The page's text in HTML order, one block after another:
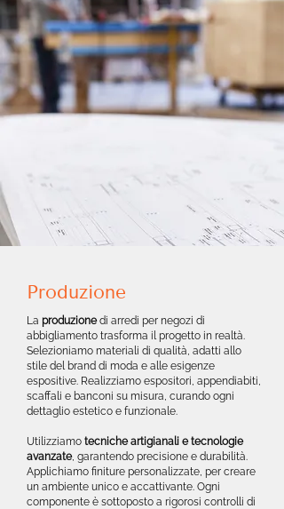
Produzione
La produzionedi arredi per negozi di
abbigliamento trasforma il progetto in realtà.
Selezioniamo materiali di qualità, adatti allo
stile del brand di moda e alle esigenze
espositive. Realizziamo espositori, appendiabiti,
scaffali e banconi su misura, curando ogni
dettaglio estetico e funzionale.
Utilizziamo tecniche artigianali e tecnologie
avanzate, garantendo precisione e durabilità.
Applichiamo finiture personalizzate, per creare
un ambiente unico e accattivante. Ogni
componente è sottoposto a rigorosi controlli di